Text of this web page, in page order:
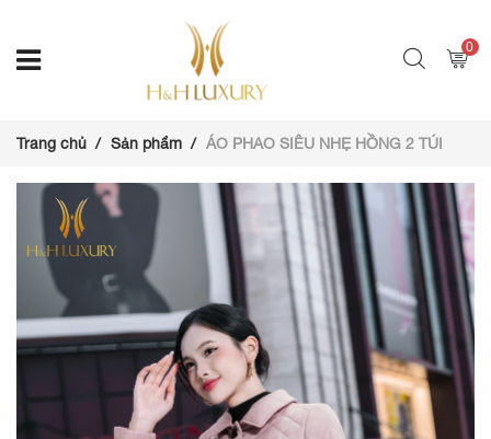
0
Trang chủ Sản phẩm ÁO PHAO SIÊU NHẸ HỒNG 2 TÚI